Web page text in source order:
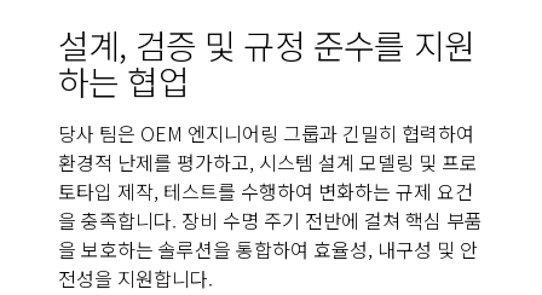
설계, 검증 및 규정 준수를 지원
하는 협업
당사 팀은 OEM 엔지니어링 그룹과 긴밀히 협력하여
환경적 난제를 평가하고, 시스템 설계 모델링 및 프로
토타입 제작, 테스트를 수행하여 변화하는 규제 요건
을 충족합니다. 장비 수명 주기 전반에 걸쳐 핵심 부품
을 보호하는 솔루션을 통합하여 효율성, 내구성 및 안
전성을 지원합니다.